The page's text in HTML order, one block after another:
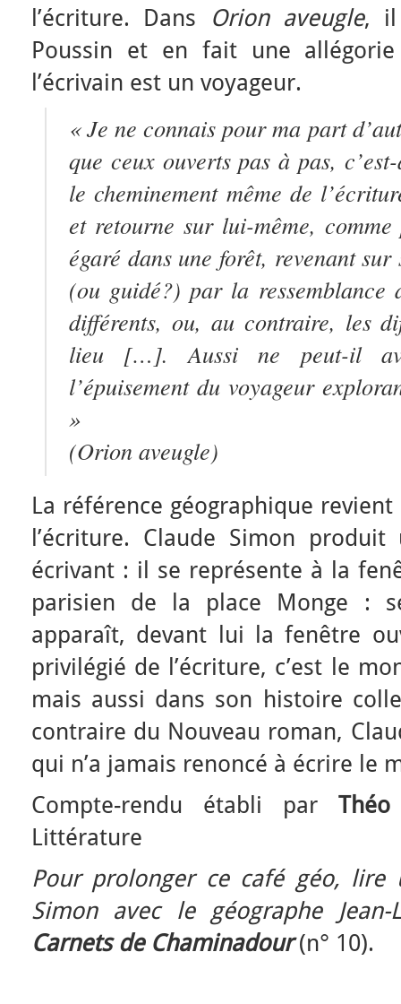
l’écriture. Dans
Orion aveugle, il
Poussin et en fait une
l’écrivain est un voyageur.
« Je ne connais pour ma part
que ceux ouverts pas à pas,
le cheminement même de
et retourne sur lui-même,
égaré dans une forêt, revenant
(ou guidé?) par la
différents, ou, au contraire, les
lieu […]. Aussi ne peut-il
l’épuisement du voyageur
»
(Orion aveugle)
La référence géographique
l’écriture. Claude Simon
écrivant : il se représente à la
parisien de la place Monge :
apparaît, devant lui la fenêtre
privilégié de l’écriture, c’est le
mais aussi dans son histoire
contraire du Nouveau roman,
qui n’a jamais renoncé à écrire le
Compte-rendu établi par
Littérature
Pour prolonger ce café géo, lire
Simon avec le géographe Jean-
Carnets de Chaminadour(n° 10).